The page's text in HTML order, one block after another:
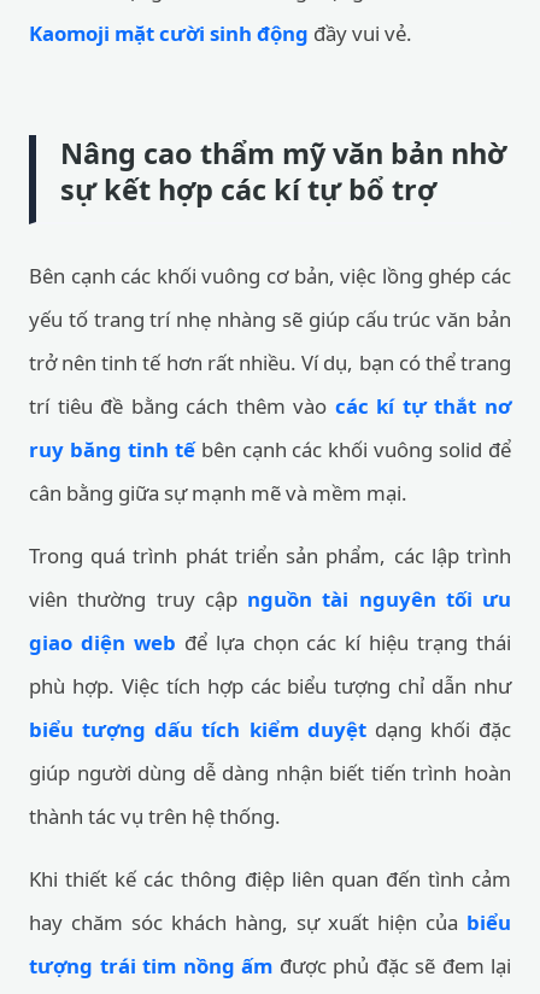
Kaomoji mặt cười sinh động đầy vui vẻ.
Nâng cao thẩm mỹ văn bản nhờ
sự kết hợp các kí tự bổ trợ
Bên cạnh các khối vuông cơ bản, việc lồng ghép các
yếu tố trang trí nhẹ nhàng sẽ giúp cấu trúc văn bản
trở nên tinh tế hơn rất nhiều. Ví dụ, bạn có thể trang
trí tiêu đề bằng cách thêm vào các kí tự thắt nơ
ruy băng tinh tếbên cạnh các khối vuông solid để
cân bằng giữa sự mạnh mẽ và mềm mại.
Trong quá trình phát triển sản phẩm, các lập trình
viên thường truy cập nguồn tài nguyên tối ưu
giao diện web để lựa chọn các kí hiệu trạng thái
phù hợp. Việc tích hợp các biểu tượng chỉ dẫn như
biểu tượng dấu tích kiểm duyệtdạng khối đặc
giúp người dùng dễ dàng nhận biết tiến trình hoàn
thành tác vụ trên hệ thống.
Khi thiết kế các thông điệp liên quan đến tình cảm
hay chăm sóc khách hàng, sự xuất hiện của biểu
tượng trái tim nồng ấm được phủ đặc sẽ đem lại